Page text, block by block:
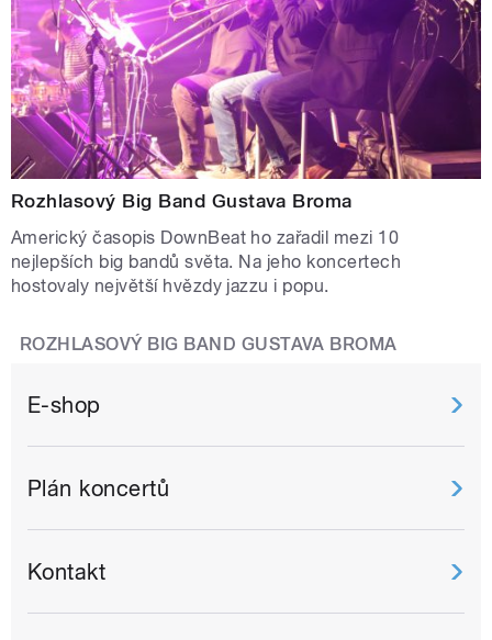
Rozhlasový Big Band Gustava Broma
Americký časopis DownBeat ho zařadil mezi 10
nejlepších big bandů světa. Na jeho koncertech
hostovaly největší hvězdy jazzu i popu.
ROZHLASOVÝ BIG BAND GUSTAVA BROMA
E-shop
Plán koncertů
Kontakt